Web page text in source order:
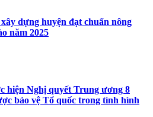
dựng huyện đạt chuẩn nông
năm 2025
hiện Nghị quyết Trung ương 8
bảo vệ Tổ quốc trong tình hình